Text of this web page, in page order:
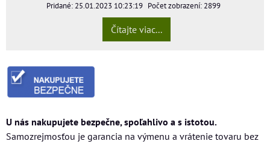
Pridané: 25.01.2023 10:23:19 Počet zobrazení: 2899
Čítajte viac...
U nás nakupujete bezpečne, spoľahlivo a s istotou.
Samozrejmosťou je garancia na výmenu a vrátenie tovaru bez